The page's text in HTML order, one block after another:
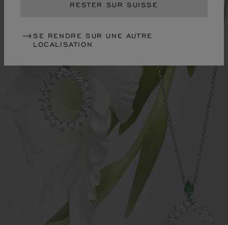
RESTER SUR SUISSE
SE RENDRE SUR UNE AUTRE
LOCALISATION